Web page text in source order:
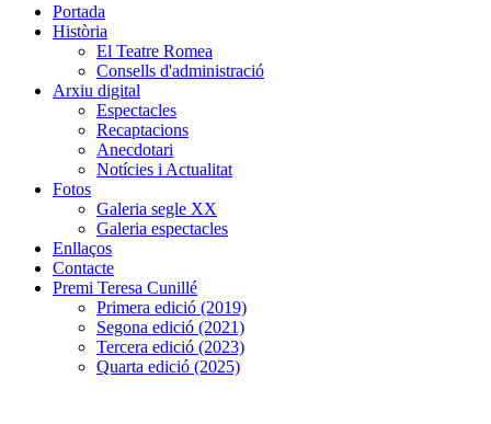
Portada
Història
El Teatre Romea
Consells d'administració
Arxiu digital
Espectacles
Recaptacions
Anecdotari
Notícies i Actualitat
Fotos
Galeria segle XX
Galeria espectacles
Enllaços
Contacte
Premi Teresa Cunillé
Primera edició (2019)
Segona edició (2021)
Tercera edició (2023)
Quarta edició (2025)